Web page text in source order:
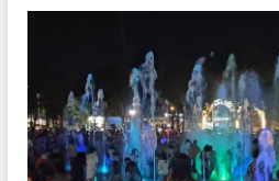
HỆ THỐNG VĂN BẢN
ĐIỂM TIN VĂN BẢN
QUY HOẠCH - KẾ HOẠCH